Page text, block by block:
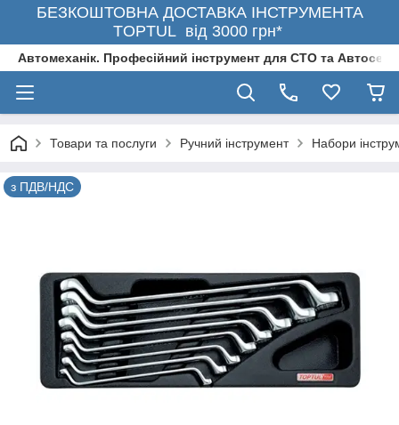
БЕЗКОШТОВНА ДОСТАВКА ІНСТРУМЕНТА
TOPTUL від 3000 грн*
Автомеханік. Професійний інструмент для СТО та
Товари та послуги Ручний інструмент Набори
з ПДВ/НДС